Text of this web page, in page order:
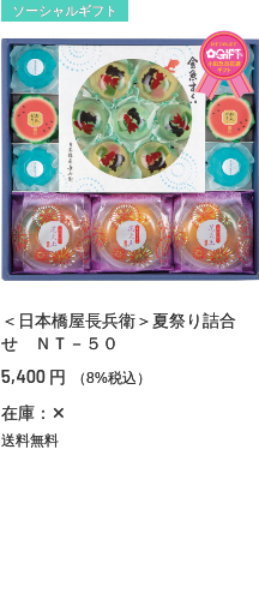
ソーシャルギフト
＜日本橋屋長兵衛＞夏祭り詰合
せ ＮＴ－５０
5,400 円 （8%税込）
在庫：✕
送料無料